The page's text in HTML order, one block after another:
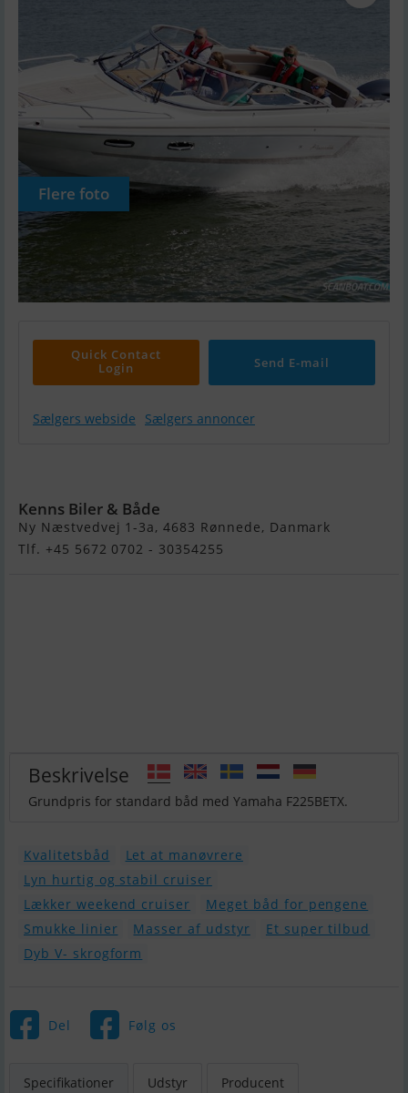
Flere foto
Quick Contact
Login
Send E-mail
Sælgers webside Sælgers annoncer
Kenns Biler & Både
Ny Næstvedvej 1-3a, 4683 Rønnede, Danmark
Tlf. +45 5672 0702 - 30354255
Beskrivelse
Grundpris for standard båd med Yamaha F225BETX.
Kvalitetsbåd
Let at manøvrere
Lyn hurtig og stabil cruiser
Lækker weekend cruiser
Meget båd for pengene
Smukke linier
Masser af udstyr
Et super tilbud
Dyb V- skrogform
Del Følg os
Specifikationer Udstyr Producent